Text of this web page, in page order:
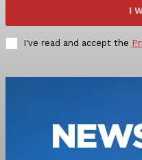
I
I've read and accept the